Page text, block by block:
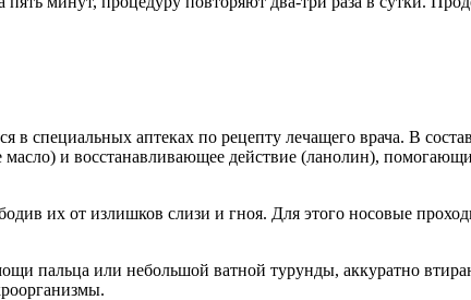
в специальных аптеках по рецепту лечащего врача. В
и восстанавливающее действие (ланолин),
их от излишков слизи и гноя. Для этого носовые
пальца или небольшой ватной турунды, аккуратно